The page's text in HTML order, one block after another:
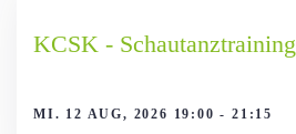
KCSK - Schautanztraining
MI. 12 AUG, 2026 19:00 - 21:15